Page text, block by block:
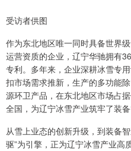
受访者供图
作为东北地区唯一同时具备世界
运营资质的企业，辽宁华驰拥有
专利。多年来，企业深耕冰雪专
扣市场需求推新，生产的多功能
源环卫产品，在东北地区市场占
全国，为辽宁冰雪产业筑牢了装备
从雪上业态的创新升级，到装备
驱”为引擎，正为辽宁冰雪产业高